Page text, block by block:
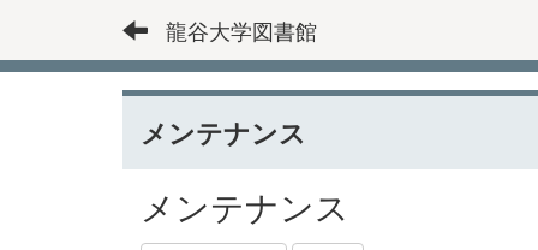
龍谷大学図書館
メンテナンス
メンテナンス